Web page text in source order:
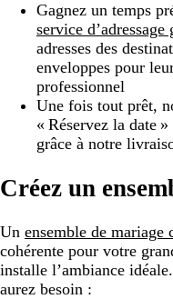
Gagnez un temps
service d’adressage
adresses des
enveloppes pour
professionnel
Une fois tout prêt,
« Réservez la date
grâce à notre
Créez un
Un ensemble de mariage
cohérente pour votre
installe l’ambiance
aurez besoin :